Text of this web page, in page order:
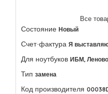
Все
Состояние Новый
Счет-фактура Я
Для ноутбуков ИБМ, Леново
Тип замена
Код производителя